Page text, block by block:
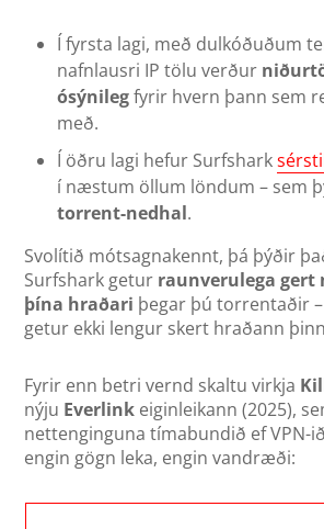
Í fyrsta lagi, með dulkóðuðum
nafnlausri IP tölu verður
ósýnilegfyrir hvern þann sem
með.
Í öðru lagi hefur Surfshark
í næstum öllum löndum – sem
torrent-nedhal.
Svolítið mótsagnakennt, þá þýðir
Surfshark getur raunverulega gert
þína hraðari þegar þú torrentaðir
getur ekki lengur skert hraðann
Fyrir enn betri vernd skaltu virkja
nýju Everlink eiginleikann (2025),
nettenginguna tímabundið ef VPN-
engin gögn leka, engin vandræði: